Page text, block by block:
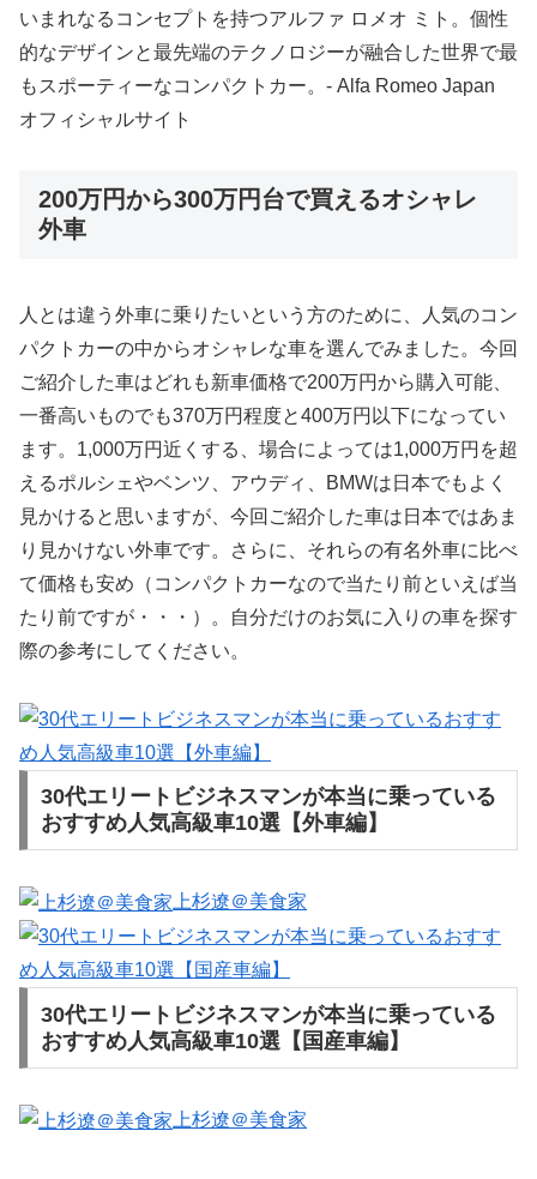
いまれなるコンセプトを持つアルファ ロメオ ミト。個性
的なデザインと最先端のテクノロジーが融合した世界で最
もスポーティーなコンパクトカー。- Alfa Romeo Japan
オフィシャルサイト
200万円から300万円台で買えるオシャレ
外車
人とは違う外車に乗りたいという方のために、人気のコン
パクトカーの中からオシャレな車を選んでみました。今回
ご紹介した車はどれも新車価格で200万円から購入可能、
一番高いものでも370万円程度と400万円以下になってい
ます。1,000万円近くする、場合によっては1,000万円を超
えるポルシェやベンツ、アウディ、BMWは日本でもよく
見かけると思いますが、今回ご紹介した車は日本ではあま
り見かけない外車です。さらに、それらの有名外車に比べ
て価格も安め（コンパクトカーなので当たり前といえば当
たり前ですが・・・）。自分だけのお気に入りの車を探す
際の参考にしてください。
30代エリートビジネスマンが本当に乗っている
おすすめ人気高級車10選【外車編】
上杉遼＠美食家
30代エリートビジネスマンが本当に乗っている
おすすめ人気高級車10選【国産車編】
上杉遼＠美食家